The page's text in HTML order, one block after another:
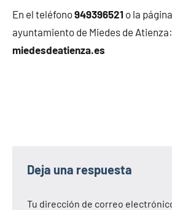
En el teléfono949396521 o la
ayuntamiento de Miedes de Atienza:
miedesdeatienza.es
Deja una respuesta
Tu dirección de correo